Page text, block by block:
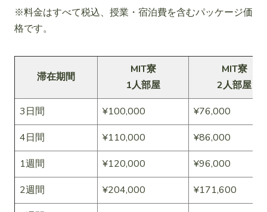
※料金はすべて税込、授業・宿泊費を含むパッケージ価
格です。
滞在期間
MIT寮
1人部屋
MIT寮
2人部屋
3日間
¥100,000
¥76,000
4日間
¥110,000
¥86,000
1週間
¥120,000
¥96,000
2週間
¥204,000
¥171,600